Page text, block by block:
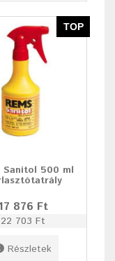
TOP
Sanitol 500 ml
17 876 Ft
22 703 Ft
Részletek